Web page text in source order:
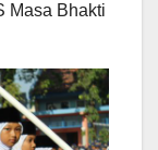
Masa Bhakti